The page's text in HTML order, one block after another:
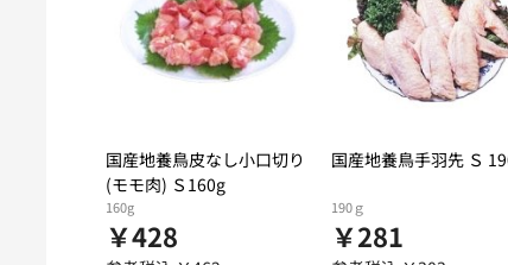
国産地養鳥皮なし小口切り
(モモ肉) Ｓ160g
160g
￥428
国産地養鳥手羽先 Ｓ
190ｇ
￥281